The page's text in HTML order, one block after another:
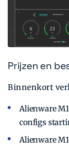
Prijzen en
Binnenkort
Alienware
configs
Alienware